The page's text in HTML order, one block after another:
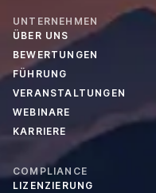
UNTERNEHMEN
ÜBER UNS
BEWERTUNGEN
FÜHRUNG
VERANSTALTUNGEN
WEBINARE
KARRIERE
COMPLIANCE
LIZENZIERUNG